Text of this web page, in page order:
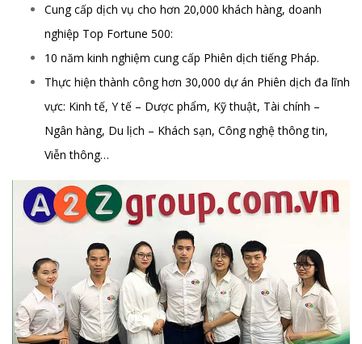
Cung cấp dịch vụ cho hơn 20,000 khách hàng, doanh
nghiệp Top Fortune 500:
10 năm kinh nghiệm cung cấp Phiên dịch tiếng Pháp.
Thực hiện thành công hơn 30,000 dự án Phiên dịch đa lĩnh
vực: Kinh tế, Y tế – Dược phẩm, Kỹ thuật, Tài chính –
Ngân hàng, Du lịch – Khách sạn, Công nghệ thông tin,
Viễn thông…